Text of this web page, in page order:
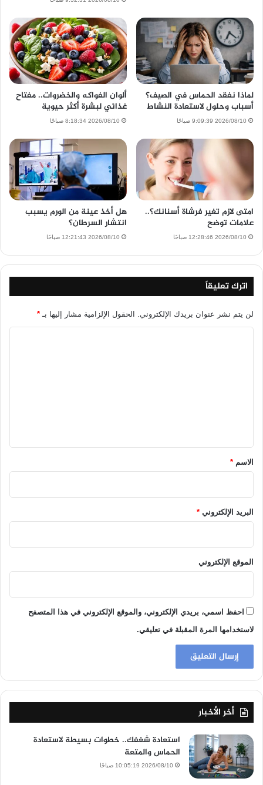
لماذا نفقد الحماس في الصيف؟
أسباب وحلول لاستعادة النشاط
2026/08/10 9:09:39 صباحًا
ألوان الفواكه والخضروات.. مفتاح
غذائي لبشرة أكثر حيوية
2026/08/10 8:18:34 صباحًا
امتى لازم تغير فرشاة أسنانك؟..
علامات توضح
2026/08/10 12:28:46 صباحًا
هل أخذ عينة من الورم يسبب
انتشار السرطان؟
2026/08/10 12:21:43 صباحًا
اترك تعليقاً
لن يتم نشر عنوان بريدك الإلكتروني. الحقول الإلزامية مشار إليها بـ *
*الاسم *
البريد الإلكتروني *
الموقع الإلكتروني
احفظ اسمي، بريدي الإلكتروني، والموقع الإلكتروني في هذا المتصفح
لاستخدامها المرة المقبلة في تعليقي.
أخر الأخبار
استعادة شغفك.. خطوات بسيطة لاستعادة
الحماس والمتعة
2026/08/10 10:05:19 صباحًا